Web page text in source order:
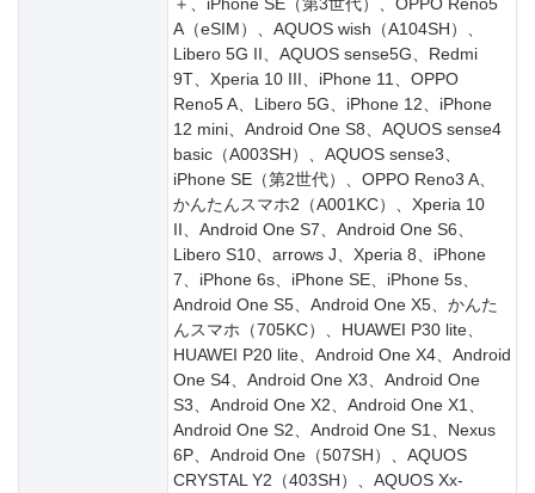
A（eSIM）、AQUOS wish（A104SH）、
Libero 5G II、AQUOS sense5G、Redmi
9T、Xperia 10 III、iPhone 11、OPPO
Reno5 A、Libero 5G、iPhone 12、iPhone
12 mini、Android One S8、AQUOS sense4
basic（A003SH）、AQUOS sense3、
iPhone SE（第2世代）、OPPO Reno3 A、
かんたんスマホ2（A001KC）、Xperia 10
II、Android One S7、Android One S6、
Libero S10、arrows J、Xperia 8、iPhone
7、iPhone 6s、iPhone SE、iPhone 5s、
Android One S5、Android One X5、かんた
んスマホ（705KC）、HUAWEI P30 lite、
HUAWEI P20 lite、Android One X4、Android
One S4、Android One X3、Android One
S3、Android One X2、Android One X1、
Android One S2、Android One S1、Nexus
6P、Android One（507SH）、AQUOS
CRYSTAL Y2（403SH）、AQUOS Xx-